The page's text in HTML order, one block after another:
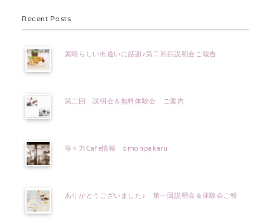
Recent Posts
素晴らしい出逢いに感謝♪第二回目説明会ご報告
第二回 説明会＆無料体験会 ご案内
等々力Cafe情報 omonpakaru
ありがとうございました♪ 第一回説明会＆体験会ご報